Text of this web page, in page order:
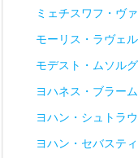
ミェチスワフ・ヴ
モーリス・ラヴェル
モデスト・ムソル
ヨハネス・ブラー
ヨハン・シュトラ
ヨハン・セバステ